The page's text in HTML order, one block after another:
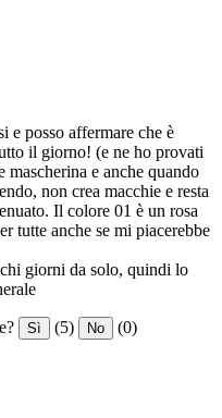
e posso affermare che è
il giorno! (e ne ho provati
mascherina e anche quando
non crea macchie e resta
Il colore 01 è un rosa
tutte anche se mi piacerebbe
giorni da solo, quindi lo
Sì (5) No (0)